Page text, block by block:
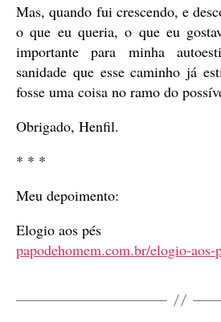
Mas, quando fui crescendo, e
o que eu queria, o que eu
importante para minha
sanidade que esse caminho já
fosse uma coisa no ramo do
Obrigado, Henfil.
* * *
Meu depoimento:
Elogio aos pés
papodehomem.com.br/elogio-aos-